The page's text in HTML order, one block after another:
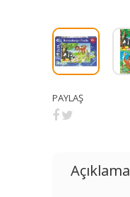
PAYLAŞ
Açıklama